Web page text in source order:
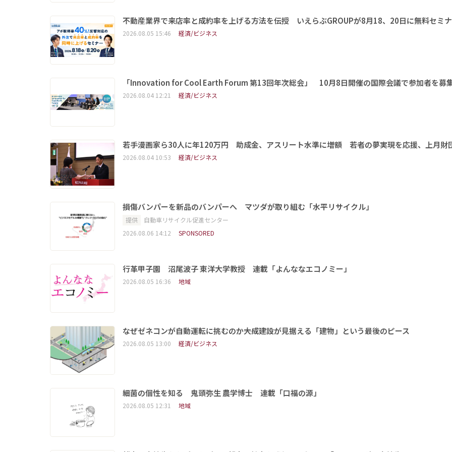
不動産業界で来店率と成約率を上げる方法を伝授 いえらぶGROUPが8月18、20日に無料セミ
2026.08.05 15:46 経済/ビジネス
「Innovation for Cool Earth Forum 第13回年次総会」 10月8日開催の国際会議で参加者を募
2026.08.04 12:21 経済/ビジネス
若手漫画家ら30人に年120万円 助成金、アスリート水準に増額 若者の夢実現を応援、上月財
2026.08.04 10:53 経済/ビジネス
損傷バンパーを新品のバンパーへ マツダが取り組む「水平リサイクル」
提供
自動車リサイクル促進センター
2026.08.06 14:12
SPONSORED
行革甲子園 沼尾波子 東洋大学教授 連載「よんななエコノミー」
2026.08.05 16:36 地域
なぜゼネコンが自動運転に挑むのか――大成建設が見据える「建物」という最後のピース
2026.08.05 13:00 経済/ビジネス
細菌の個性を知る 鬼頭弥生 農学博士 連載「口福の源」
2026.08.05 12:31 地域